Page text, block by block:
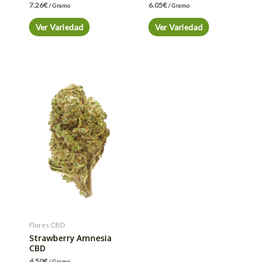
7.26€/ Gramo
Ver Variedad
6.05€/ Gramo
Ver Variedad
Flores CBD
Strawberry Amnesia
CBD